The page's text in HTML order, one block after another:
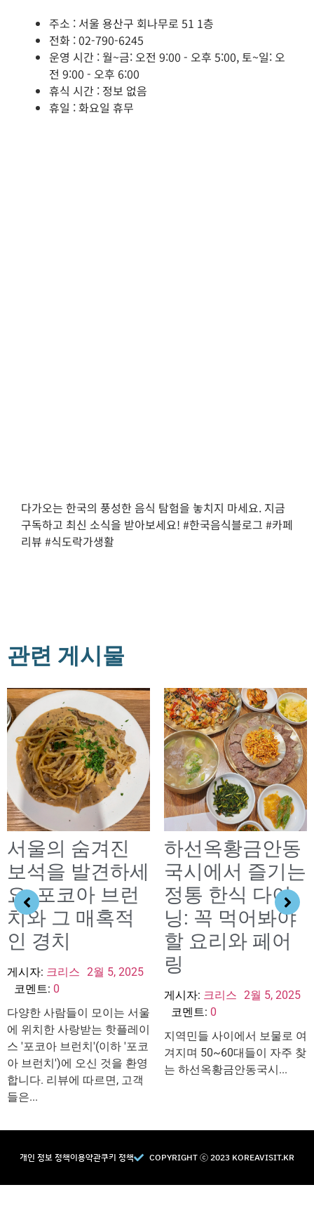
주소 : 서울 용산구 회나무로 51 1층
전화 : 02-790-6245
운영 시간 : 월~금: 오전 9:00 - 오후 5:00, 토~일: 오
전 9:00 - 오후 6:00
휴식 시간 : 정보 없음
휴일 : 화요일 휴무
다가오는 한국의 풍성한 음식 탐험을 놓치지 마세요. 지금
구독하고 최신 소식을 받아보세요! #한국음식블로그 #카페
리뷰 #식도락가생활
관련 게시물
서울의 숨겨진
보석을 발견하세
요: 포코아 브런
치와 그 매혹적
인 경치
게시자: 크리스 2월 5, 2025
코멘트: 0
다양한 사람들이 모이는 서울
에 위치한 사랑받는 핫플레이
스 '포코아 브런치'(이하 '포코
아 브런치')에 오신 것을 환영
합니다. 리뷰에 따르면, 고객
들은...
하선옥황금안동
국시에서 즐기는
정통 한식 다이
닝: 꼭 먹어봐야
할 요리와 페어
링
게시자: 크리스 2월 5, 2025
코멘트: 0
지역민들 사이에서 보물로 여
겨지며 50~60대들이 자주 찾
는 하선옥황금안동국시...
개인 정보 정책이용약관쿠키 정책 COPYRIGHT Ⓒ 2023 KOREAVISIT.KR